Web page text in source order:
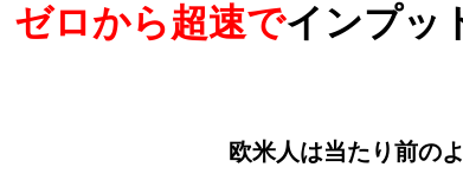
ゼロから超速でインプッ
欧米人は当たり前の